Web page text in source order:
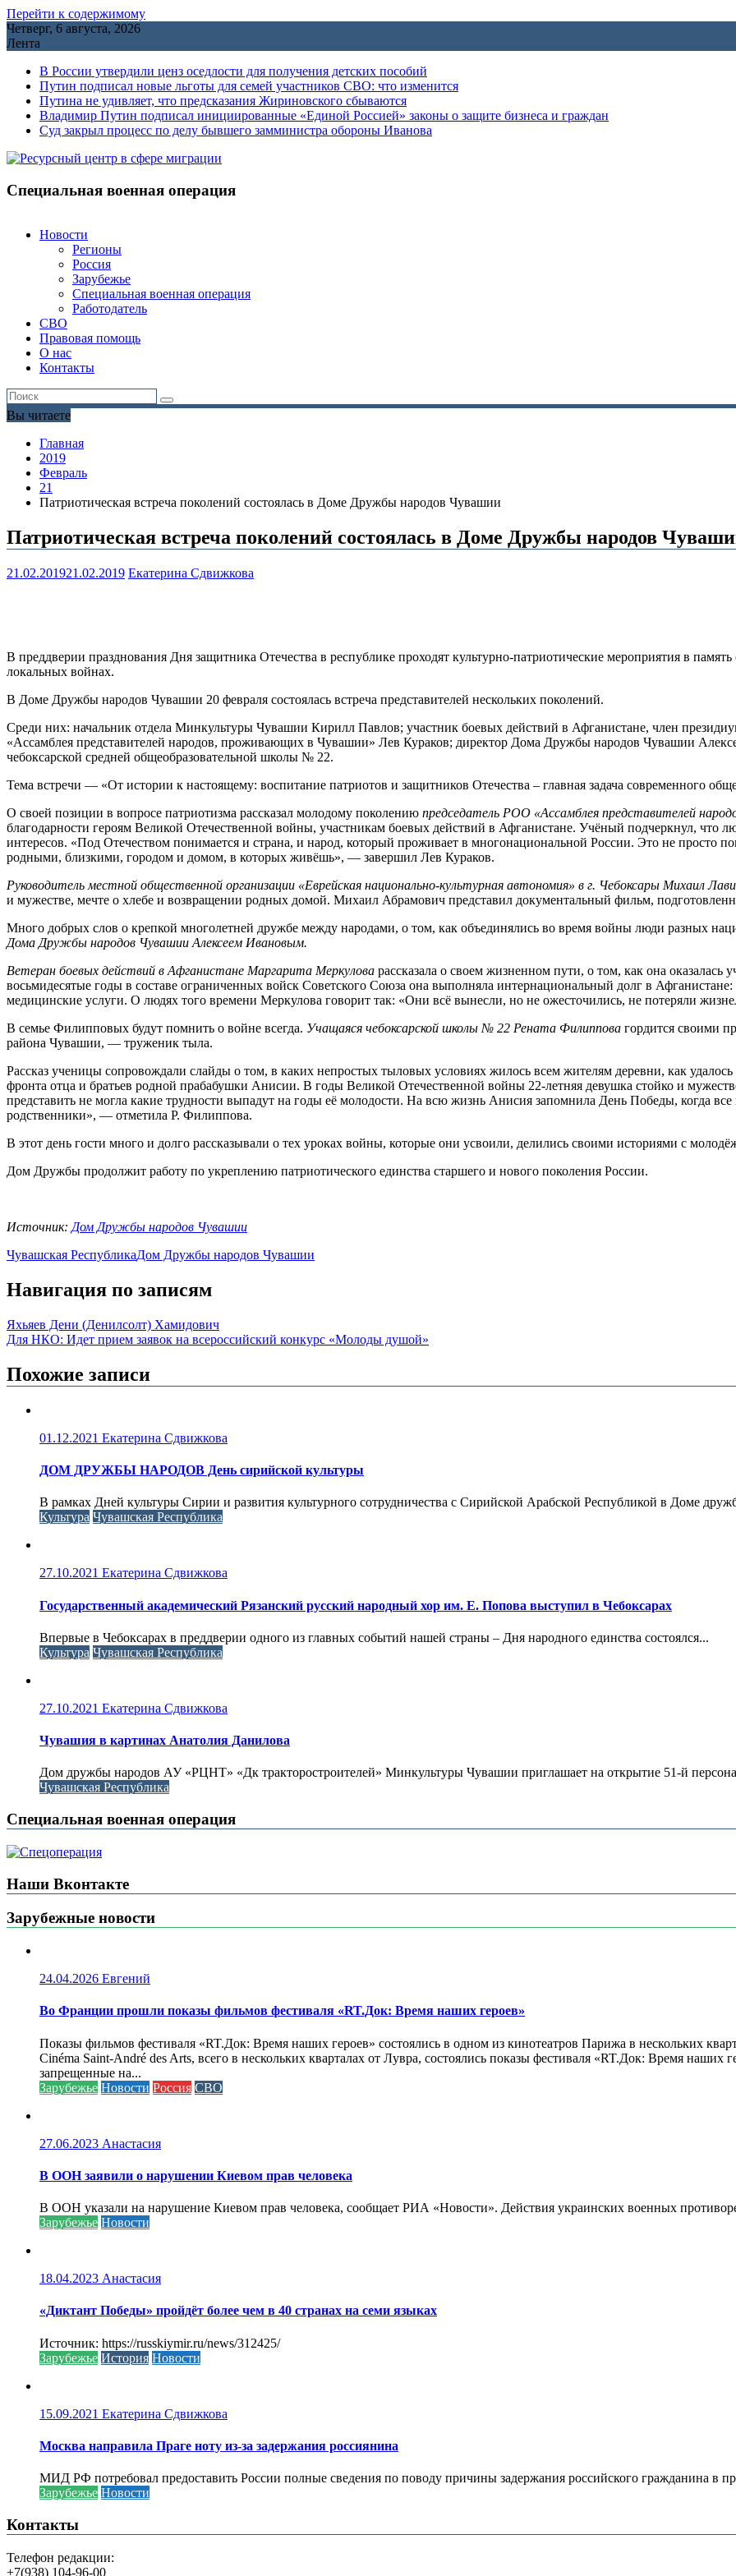
Перейти к содержимому
Четверг, 6 августа, 2026
Лента
В России утвердили ценз оседлости для получения детских пособий
Путин подписал новые льготы для семей участников СВО: что изменится
Путина не удивляет, что предсказания Жириновского сбываются
Владимир Путин подписал инициированные «Единой Россией» законы о защите бизнеса и граждан
Cуд закрыл процесс по делу бывшего замминистра обороны Иванова
Специальная военная операция
Новости
Регионы
Россия
Зарубежье
Специальная военная операция
Работодатель
СВО
Правовая помощь
О нас
Контакты
Вы читаете
Главная
2019
Февраль
21
Патриотическая встреча поколений состоялась в Доме Дружбы народов Чувашии
Патриотическая встреча поколений состоялась в Доме Дружбы народов
21.02.201921.02.2019 Екатерина Сдвижкова
В преддверии празднования Дня защитника Отечества в республике проходят культурно-патриотические мероприятия в
локальных войнах.
В Доме Дружбы народов Чувашии 20 февраля состоялась встреча представителей нескольких поколений.
Среди них: начальник отдела Минкультуры Чувашии Кирилл Павлов; участник боевых действий в Афганистане, член
«Ассамблея представителей народов, проживающих в Чувашии» Лев Кураков; директор Дома Дружбы народов Чувашии
чебоксарской средней общеобразовательной школы № 22.
Тема встречи — «От истории к настоящему: воспитание патриотов и защитников Отечества – главная задача современного
О своей позиции в вопросе патриотизма рассказал молодому поколению председатель РОО «Ассамблея представителей
благодарности героям Великой Отечественной войны, участникам боевых действий в Афганистане. Учёный подчеркнул, что
интересов. «Под Отечеством понимается и страна, и народ, который проживает в многонациональной России. Это не просто
родными, близкими, городом и домом, в которых живёшь», — завершил Лев Кураков.
Руководитель местной общественной организации «Еврейская национально-культурная автономия» в г. Чебоксары Михаил
и мужестве, мечте о хлебе и возвращении родных домой. Михаил Абрамович представил документальный фильм,
Много добрых слов о крепкой многолетней дружбе между народами, о том, как объединялись во время войны люди разных
Дома Дружбы народов Чувашии Алексеем Ивановым.
Ветеран боевых действий в Афганистане Маргарита Меркулова рассказала о своем жизненном пути, о том, как она
восьмидесятые годы в составе ограниченных войск Советского Союза она выполняла интернациональный долг в
медицинские услуги. О людях того времени Меркулова говорит так: «Они всё вынесли, но не ожесточились, не потеряли
В семье Филипповых будут помнить о войне всегда. Учащаяся чебоксарской школы № 22 Рената Филиппова гордится своими
района Чувашии, — труженик тыла.
Рассказ ученицы сопровождали слайды о том, в каких непростых тыловых условиях жилось всем жителям деревни, как
фронта отца и братьев родной прабабушки Анисии. В годы Великой Отечественной войны 22-летняя девушка стойко и
представить не могла какие трудности выпадут на годы её молодости. На всю жизнь Анисия запомнила День Победы, когда
родственники», — отметила Р. Филиппова.
В этот день гости много и долго рассказывали о тех уроках войны, которые они усвоили, делились своими историями с
Дом Дружбы продолжит работу по укреплению патриотического единства старшего и нового поколения России.
Источник: Дом Дружбы народов Чувашии
Чувашская РеспубликаДом Дружбы народов Чувашии
Навигация по записям
Яхьяев Дени (Денилсолт) Хамидович
Для НКО: Идет прием заявок на всероссийский конкурс «Молоды душой»
Похожие записи
01.12.2021 Екатерина Сдвижкова
ДОМ ДРУЖБЫ НАРОДОВ День сирийской культуры
В рамках Дней культуры Сирии и развития культурного сотрудничества с Сирийской Арабской Республикой в Доме
Культура Чувашская Республика
27.10.2021 Екатерина Сдвижкова
Государственный академический Рязанский русский народный хор им. Е. Попова выступил в Чебоксарах
Впервые в Чебоксарах в преддверии одного из главных событий нашей страны – Дня народного единства состоялся...
Культура Чувашская Республика
27.10.2021 Екатерина Сдвижкова
Чувашия в картинах Анатолия Данилова
Дом дружбы народов АУ «РЦНТ» «Дк тракторостроителей» Минкультуры Чувашии приглашает на открытие 51-й
Чувашская Республика
Специальная военная операция
Наши Вконтакте
Зарубежные новости
24.04.2026 Евгений
Во Франции прошли показы фильмов фестиваля «RT.Док: Время наших героев»
Показы фильмов фестиваля «RT.Док: Время наших героев» состоялись в одном из кинотеатров Парижа в нескольких
Cinéma Saint-André des Arts, всего в нескольких кварталах от Лувра, состоялись показы фестиваля «RT.Док: Время
запрещенные на...
Зарубежье Новости Россия СВО
27.06.2023 Анастасия
В ООН заявили о нарушении Киевом прав человека
В ООН указали на нарушение Киевом прав человека, сообщает РИА «Новости». Действия украинских военных
Зарубежье Новости
18.04.2023 Анастасия
«Диктант Победы» пройдёт более чем в 40 странах на семи языках
Источник: https://russkiymir.ru/news/312425/
Зарубежье История Новости
15.09.2021 Екатерина Сдвижкова
Москва направила Праге ноту из-за задержания россиянина
МИД РФ потребовал предоставить России полные сведения по поводу причины задержания российского гражданина в
Зарубежье Новости
Контакты
Телефон редакции:
+7(938) 104-96-00